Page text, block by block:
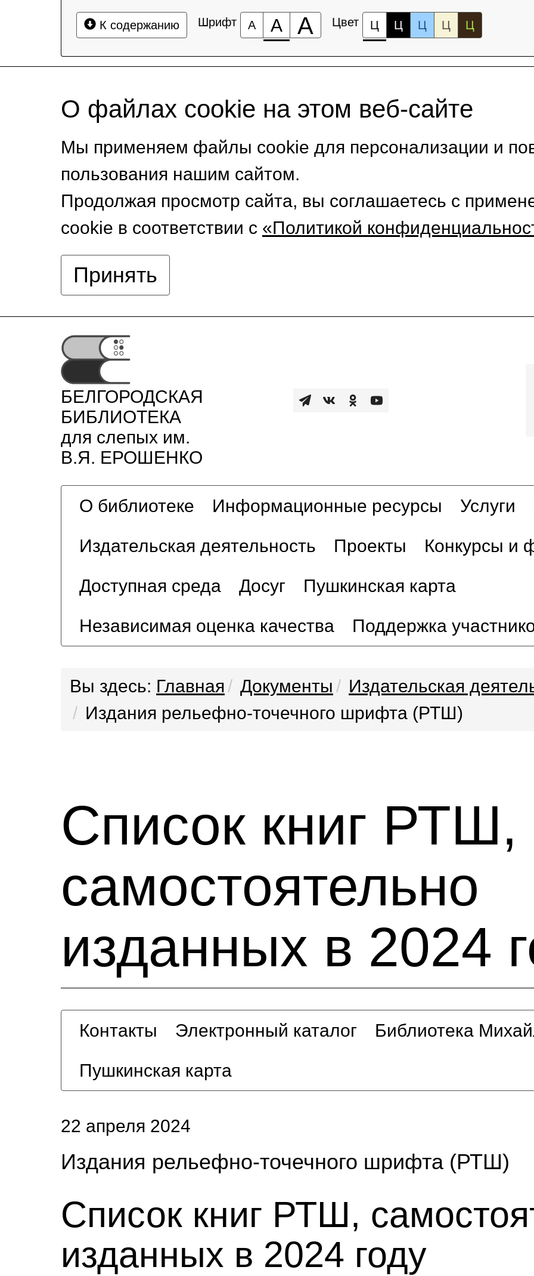
К содержанию Шрифт А А А Цвет Ц Ц Ц Ц Ц
О файлах cookie на этом веб-сайте
Мы применяем файлы cookie для персонализации и
пользования нашим сайтом.
Продолжая просмотр сайта, вы соглашаетесь с
cookie в соответствии с «Политикой
Принять
БЕЛГОРОДСКАЯ
БИБЛИОТЕКА
для слепых им.
В.Я. ЕРОШЕНКО
О библиотеке Информационные ресурсы Услуги
Издательская деятельность Проекты Конкурсы и
Доступная среда Досуг Пушкинская карта
Независимая оценка качества Поддержка
Вы здесь: Главная Документы
Издательская
Издания рельефно-точечного шрифта (РТШ)
Список книг РТШ,
самостоятельно
изданных в 2024
Контакты Электронный каталог Библиотека
Пушкинская карта
22 апреля 2024
Издания рельефно-точечного шрифта (РТШ)
Список книг РТШ,
изданных в 2024 году